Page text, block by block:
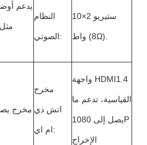
يدعم
النظام
الصوتي:
ستيريو 2×10
واط (8Ω).
مخرج
اتش دي
ام اي:
واجهة HDMI1.4
القياسية، تدعم ما
يصل إلى 1080P
الإخراج